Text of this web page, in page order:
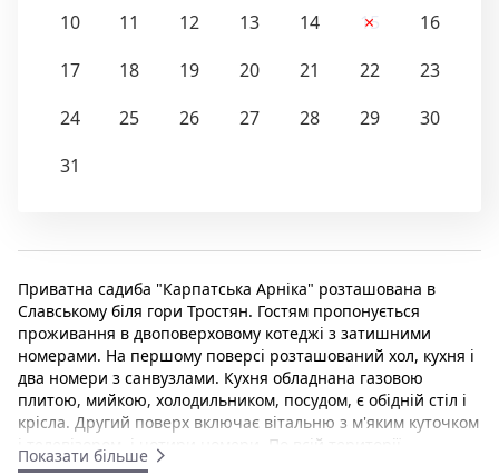
10
11 12 13 14 15
16
17
18 19 20 21 22
23
24
25 26 27 28 29
30
31
Приватна садиба "Карпатська Арніка" розташована в
Славському біля гори Тростян. Гостям пропонується
проживання в двоповерховому котеджі з затишними
номерами. На першому поверсі розташований хол, кухня і
два номери з санвузлами. Кухня обладнана газовою
плитою, мийкою, холодильником, посудом, є обідній стіл і
крісла. Другий поверх включає вітальню з м'яким куточком
і телевізором, і чотири номери. По всій території
надається безкоштовний Wi-Fi доступ. До послуг гостей
Показати більше